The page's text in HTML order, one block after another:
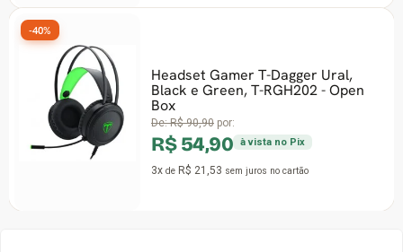
Headset Gamer T-Dagger Ural,
Black e Green, T-RGH202 - Open
Box
De:R$ 90,90por:
R$ 54,90 à vista no Pix
3xdeR$ 21,53sem juros no cartão
-40%